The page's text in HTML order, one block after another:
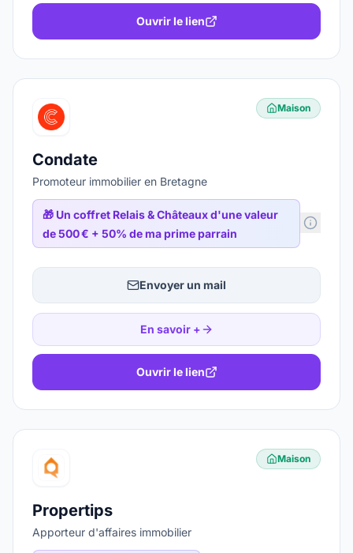
Ouvrir le lien
Maison
Condate
Promoteur immobilier en Bretagne
🎁 Un coffret Relais & Châteaux d'une valeur
de 500 € + 50% de ma prime parrain
Envoyer un mail
En savoir +
Ouvrir le lien
Maison
Propertips
Apporteur d'affaires immobilier